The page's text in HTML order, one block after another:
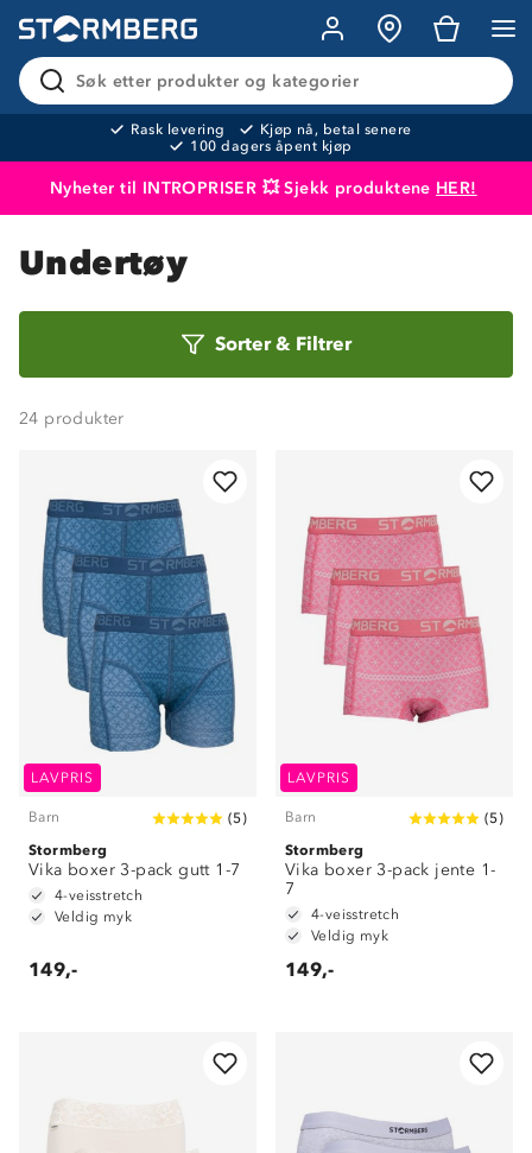
Søk etter produkter og kategorier
Rask levering
Kjøp nå, betal senere
100 dagers åpent kjøp
Nyheter til INTROPRISER 💥 Sjekk produktene HER!
Undertøy
Sorter& Filtrer
24 produkter
LAVPRIS
Barn (5)
Stormberg
Vika boxer 3-pack gutt 1-7
4-veisstretch
Veldig myk
149,-
LAVPRIS
Barn (5)
Stormberg
Vika boxer 3-pack jente 1-
7
4-veisstretch
Veldig myk
149,-